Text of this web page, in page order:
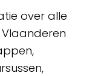
over alle